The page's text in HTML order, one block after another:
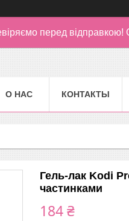
перед відправкою!
О НАС КОНТАКТЫ
Гель-лак Kodi
частинками
184 ₴